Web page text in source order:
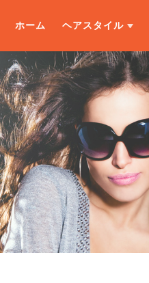
ホーム ヘアスタイル